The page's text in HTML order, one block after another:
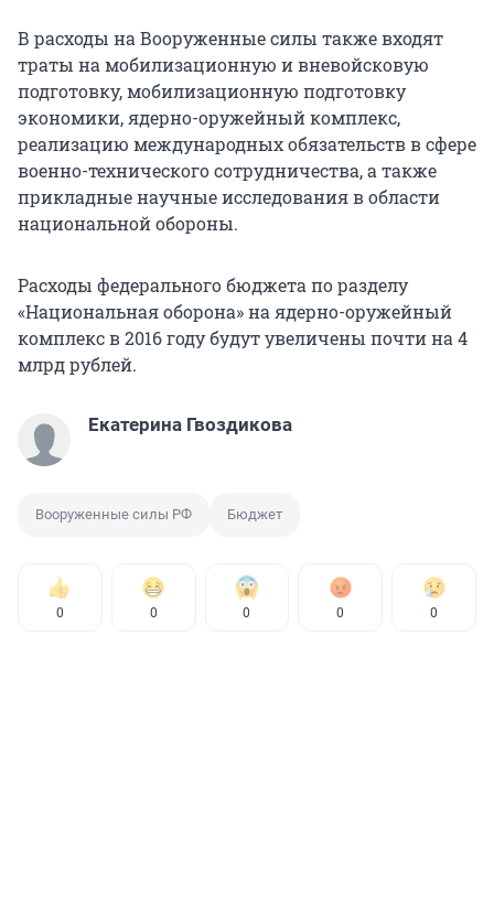
В расходы на Вооруженные силы также входят
траты на мобилизационную и вневойсковую
подготовку, мобилизационную подготовку
экономики, ядерно-оружейный комплекс,
реализацию международных обязательств в сфере
военно-технического сотрудничества, а также
прикладные научные исследования в области
национальной обороны.
Расходы федерального бюджета по разделу
«Национальная оборона» на ядерно-оружейный
комплекс в 2016 году будут увеличены почти на 4
млрд рублей.
Екатерина Гвоздикова
Вооруженные силы РФ Бюджет
0 0 0 0 0